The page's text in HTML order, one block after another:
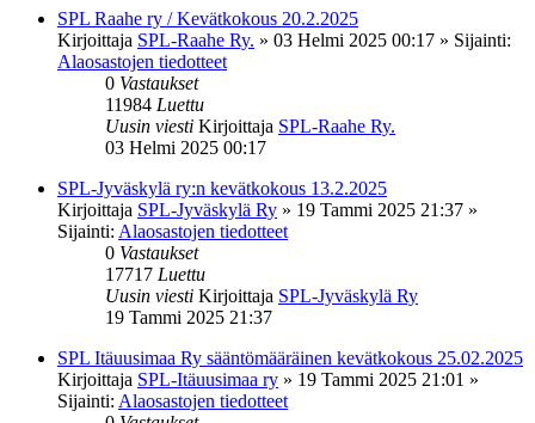
SPL Raahe ry / Kevätkokous 20.2.2025
Kirjoittaja SPL-Raahe Ry. » 03 Helmi 2025 00:17 » Sijainti:
Alaosastojen tiedotteet
0 Vastaukset
11984 Luettu
Uusin viesti Kirjoittaja SPL-Raahe Ry.
03 Helmi 2025 00:17
SPL-Jyväskylä ry:n kevätkokous 13.2.2025
Kirjoittaja SPL-Jyväskylä Ry » 19 Tammi 2025 21:37 »
Sijainti: Alaosastojen tiedotteet
0 Vastaukset
17717 Luettu
Uusin viesti Kirjoittaja SPL-Jyväskylä Ry
19 Tammi 2025 21:37
SPL Itäuusimaa Ry sääntömääräinen kevätkokous 25.02.2025
Kirjoittaja SPL-Itäuusimaa ry » 19 Tammi 2025 21:01 »
Sijainti: Alaosastojen tiedotteet